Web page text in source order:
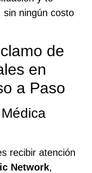
sin ningún costo
de
en
a Paso
recibir atención
Network,